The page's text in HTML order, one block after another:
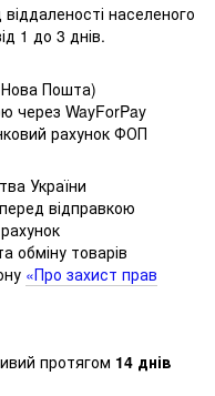
населеного
1 до 3 днів.
Нова Пошта)
через WayForPay
рахунок ФОП
України
відправкою
обміну товарів
«Про захист прав
протягом 14 днів